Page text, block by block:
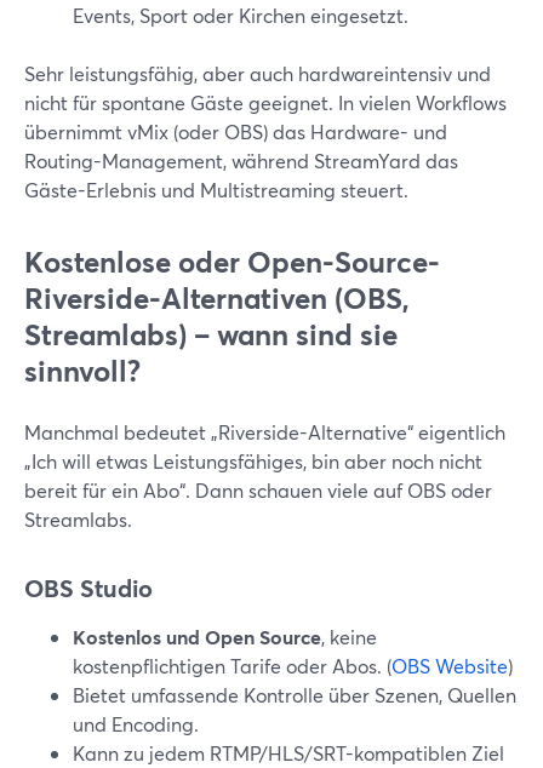
Events, Sport oder Kirchen eingesetzt.
Sehr leistungsfähig, aber auch hardwareintensiv und
nicht für spontane Gäste geeignet. In vielen Workflows
übernimmt vMix (oder OBS) das Hardware- und
Routing-Management, während StreamYard das
Gäste-Erlebnis und Multistreaming steuert.
Kostenlose oder Open-Source-
Riverside-Alternativen (OBS,
Streamlabs) – wann sind sie
sinnvoll?
Manchmal bedeutet „Riverside-Alternative“ eigentlich
„Ich will etwas Leistungsfähiges, bin aber noch nicht
bereit für ein Abo“. Dann schauen viele auf OBS oder
Streamlabs.
OBS Studio
Kostenlos und Open Source, keine
kostenpflichtigen Tarife oder Abos. (OBS Website)
Bietet umfassende Kontrolle über Szenen, Quellen
und Encoding.
Kann zu jedem RTMP/HLS/SRT-kompatiblen Ziel